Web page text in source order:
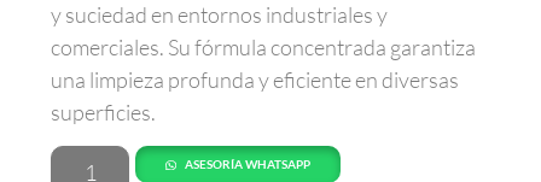
y suciedad en entornos industriales y
comerciales. Su fórmula concentrada garantiza
una limpieza profunda y eficiente en diversas
superficies.
ASESORÍA WHATSAPP